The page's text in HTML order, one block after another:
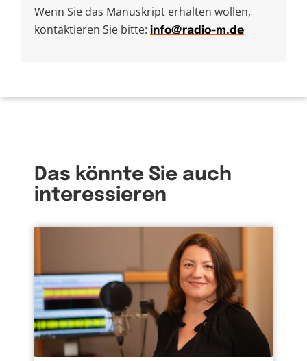
Wenn Sie das Manuskript erhalten wollen,
kontaktieren Sie bitte: info@radio-m.de
Das könnte Sie auch
interessieren